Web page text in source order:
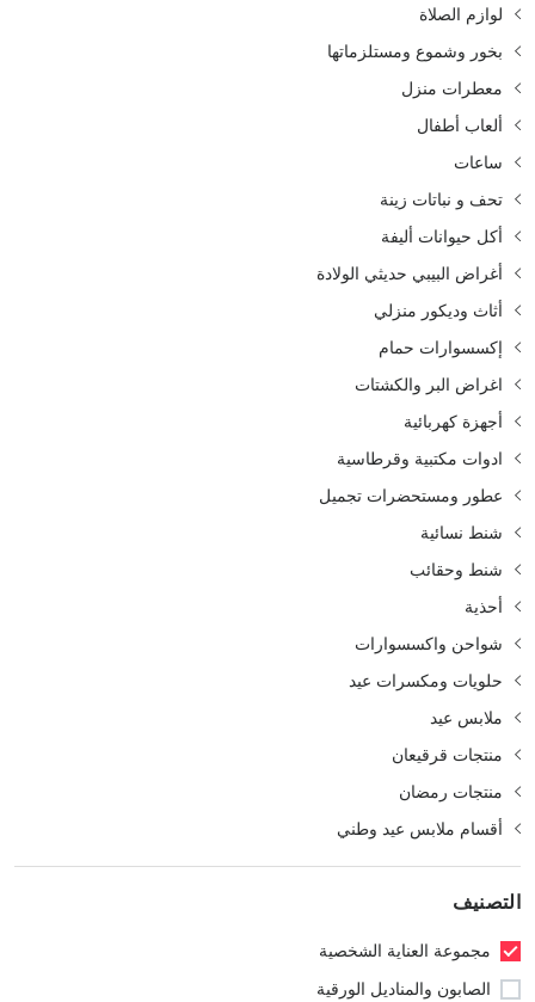
لوازم الصلاة
بخور وشموع ومستلزماتها
معطرات منزل
ألعاب أطفال
ساعات
تحف و نباتات زينة
أكل حيوانات أليفة
أغراض البيبي حديثي الولادة
أثاث وديكور منزلي
إكسسوارات حمام
اغراض البر والكشتات
أجهزة كهربائية
ادوات مكتبية وقرطاسية
عطور ومستحضرات تجميل
شنط نسائية
شنط وحقائب
أحذية
شواحن واكسسوارات
حلويات ومكسرات عيد
ملابس عيد
منتجات قرقيعان
منتجات رمضان
أقسام ملابس عيد وطني
التصنيف
مجموعة العناية الشخصية
الصابون والمناديل الورقية